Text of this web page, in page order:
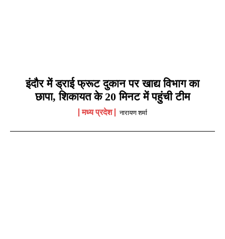
इंदौर में ड्राई फ्रूट दुकान पर खाद्य विभाग का
छापा, शिकायत के 20 मिनट में पहुंची टीम
मध्य प्रदेश नारायण शर्मा